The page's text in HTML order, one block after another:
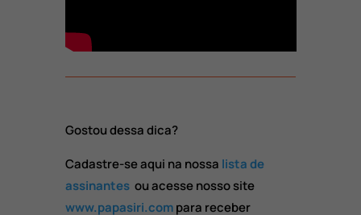
Gostou dessa dica?
Cadastre-se aqui na nossa lista de
assinantesou acesse nosso site
www.papasiri.compara receber